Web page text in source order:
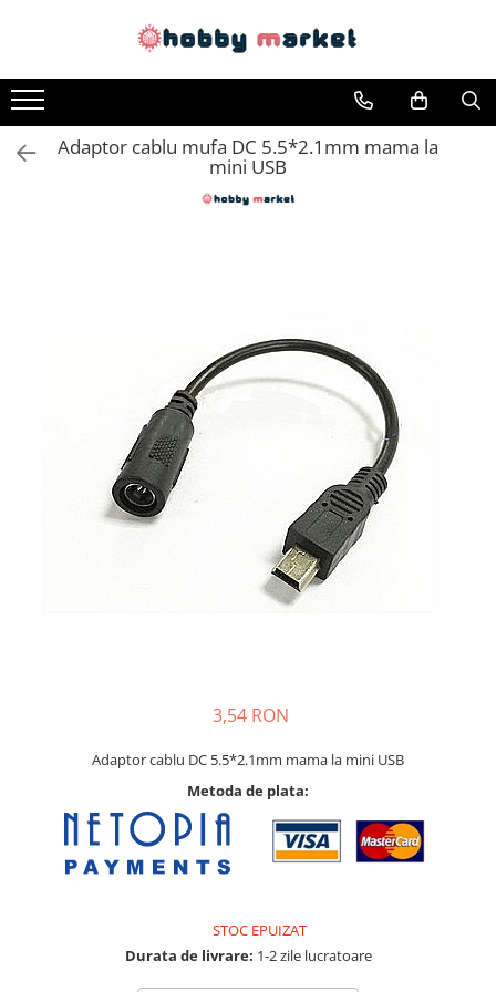
PET-G
Piese si componente imprimante
Piese electrice si electronice
Piese mecanice
Pat printare
BMS
Module balansare
Incarcare, descarcare si afisare
Arduino si ESP32
Adaptor cablu mufa DC 5.5*2.1mm mama la
mini USB
3,54 RON
Adaptor cablu DC 5.5*2.1mm mama la mini USB
Metoda de plata:
STOC EPUIZAT
Durata de livrare: 1-2 zile lucratoare